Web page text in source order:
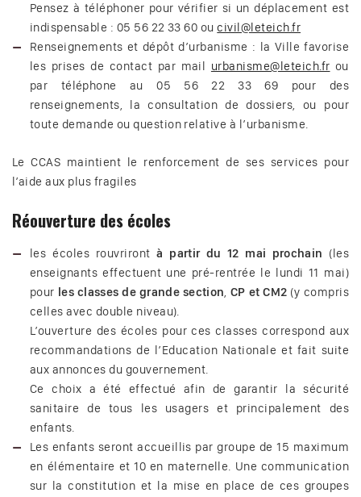
Pensez à téléphoner pour vérifier si un déplacement est
indispensable : 05 56 22 33 60 oucivil@leteich.fr
Renseignements et dépôt d’urbanisme : la Ville favorise
les prises de contact par mail urbanisme@leteich.fr ou
par téléphone au 05 56 22 33 69 pour des
renseignements, la consultation de dossiers, ou pour
toute demande ou question relative à l’urbanisme.
Le CCAS maintient le renforcement de ses services pour
l’aide aux plus fragiles
Réouverture des écoles
les écoles rouvrirontà partir du 12 mai prochain (les
enseignants effectuent une pré-rentrée le lundi 11 mai)
pour les classes de grande section, CP et CM2 (y compris
celles avec double niveau).
L’ouverture des écoles pour ces classes correspond aux
recommandations de l’Education Nationale et fait suite
aux annonces du gouvernement.
Ce choix a été effectué afin de garantir la sécurité
sanitaire de tous les usagers et principalement des
enfants.
Les enfants seront accueillis par groupe de 15 maximum
en élémentaire et 10 en maternelle. Une communication
sur la constitution et la mise en place de ces groupes